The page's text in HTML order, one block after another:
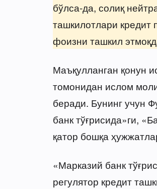
бўлса-да, солиқ
ташкилотлари
фоизни ташкил
Маъқулланган қонун
томонидан ислом
беради. Бунинг учун
банк тўғрисида»ги,
қатор бошқа
«Марказий банк
регулятор кредит